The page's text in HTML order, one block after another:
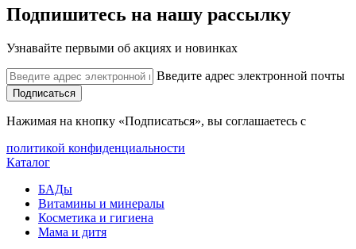
Подпишитесь на нашу рассылку
Узнавайте первыми об акциях и новинках
Введите адрес электронной почты
Подписаться
Нажимая на кнопку «Подписаться», вы соглашаетесь с
политикой конфиденциальности
Каталог
БАДы
Витамины и минералы
Косметика и гигиена
Мама и дитя